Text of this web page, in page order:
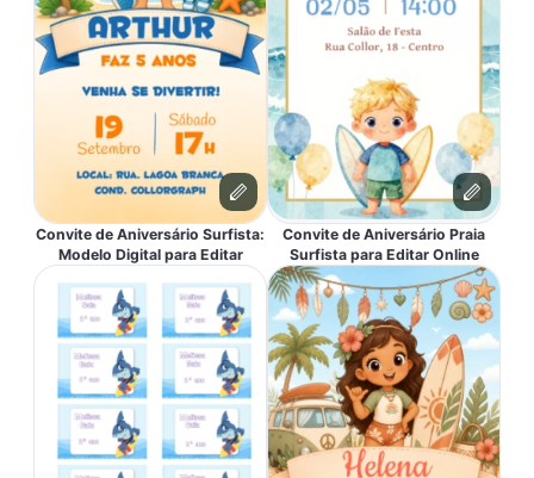
Convite de Aniversário Surfista:
Modelo Digital para Editar
Convite de Aniversário Praia
Surfista para Editar Online